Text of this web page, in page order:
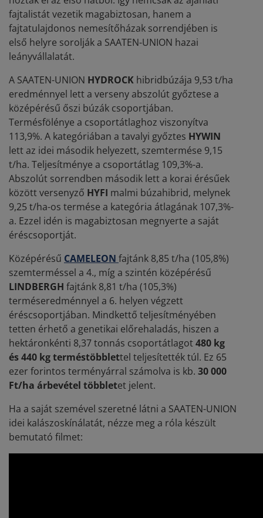
fajtalistát vezetik magabiztosan, hanem a
fajtatulajdonos nemesítőházak sorrendjében is
első helyre sorolják a SAATEN-UNION hazai
leányvállalatát.
A SAATEN-UNION HYDROCK hibridbúzája 9,53 t/ha
eredménnyel lett a verseny abszolút győztese a
középérésű őszi búzák csoportjában.
Termésfölénye a csoportátlaghoz viszonyítva
113,9%. A kategóriában a tavalyi győztes HYWIN
lett az idei második helyezett, szemtermése 9,15
t/ha. Teljesítménye a csoportátlag 109,3%-a.
Abszolút sorrendben második lett a korai érésűek
között versenyző HYFI malmi búzahibrid, melynek
9,25 t/ha-os termése a kategória átlagának 107,3%-
a. Ezzel idén is magabiztosan megnyerte a saját
éréscsoportját.
Középérésű CAMELEON fajtánk 8,85 t/ha (105,8%)
szemterméssel a 4., míg a szintén középérésű
LINDBERGH fajtánk 8,81 t/ha (105,3%)
terméseredménnyel a 6. helyen végzett
éréscsoportjában. Mindkettő teljesítményében
tetten érhető a genetikai előrehaladás, hiszen a
hektáronkénti 8,37 tonnás csoportátlagot480 kg
és 440 kg terméstöbblettel teljesítették túl. Ez 65
ezer forintos terményárral számolva is kb. 30 000
Ft/ha árbevétel többletet jelent.
Ha a saját szemével szeretné látni a SAATEN-UNION
idei kalászoskínálatát, nézze meg a róla készült
bemutató filmet: